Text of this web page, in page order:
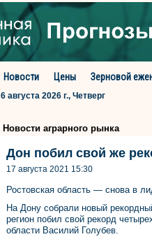
Новости Цены Зерновой
6 августа 2026 г., Четверг
Новости аграрного рынка
Дон побил свой же
17 августа 2021 15:30
Ростовская область — снова в
На Дону собрали новый
регион побил свой рекорд
области Василий Голубев.